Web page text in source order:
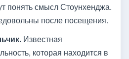
понять смысл Стоунхенджа.
после посещения.
Известная
которая находится в